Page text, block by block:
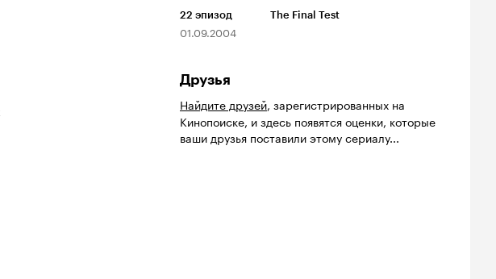
22 эпизод
01.09.2004
The Final Test
Друзья
Найдите друзей, зарегистрированных на
Кинопоиске, и здесь появятся оценки, которые
ваши друзья поставили этому сериалу...